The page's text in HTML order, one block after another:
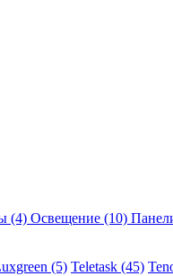
(4) Освещение (10)
(5) Teletask (45)